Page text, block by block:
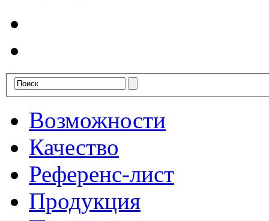
Возможности
Качество
Референс-лист
Продукция